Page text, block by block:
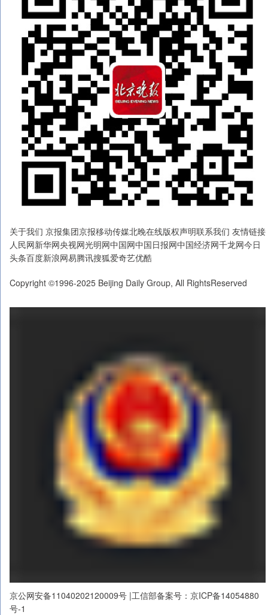
关于我们 京报集团京报移动传媒北晚在线版权声明联系我们 友情链接
人民网新华网央视网光明网中国网中国日报网中国经济网千龙网今日
头条百度新浪网易腾讯搜狐爱奇艺优酷
Copyright ©1996-2025 Beijing Daily Group, All RightsReserved
京公网安备11040202120009号 |工信部备案号：京ICP备14054880
号-1